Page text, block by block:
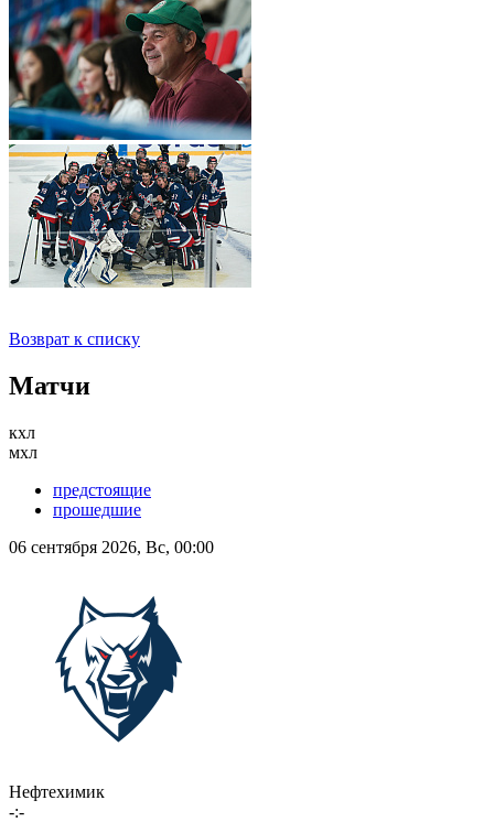
Возврат к списку
Матчи
кхл
мхл
предстоящие
прошедшие
06 сентября 2026, Вс, 00:00
Нефтехимик
-:-